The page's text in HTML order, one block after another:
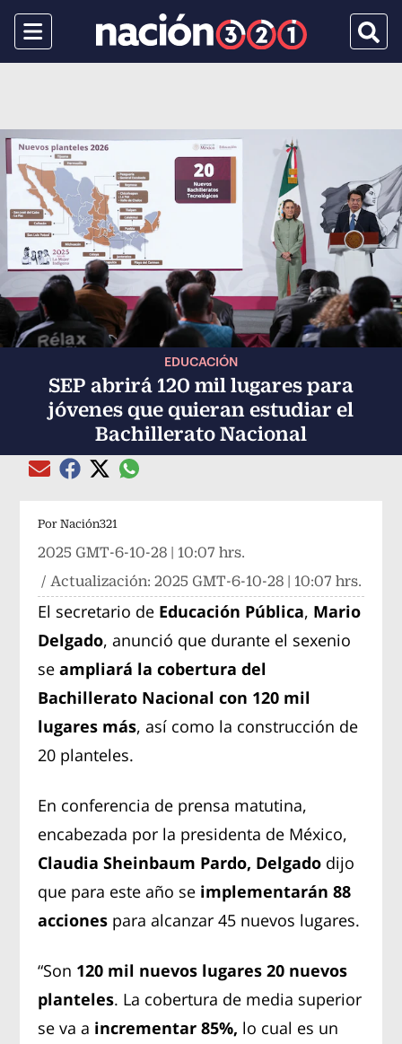
Menu
EDUCACIÓN
SEP abrirá 120 mil lugares para
jóvenes que quieran estudiar el
Bachillerato Nacional
Compartir el artículo actual mediante Email
Compartir el artículo actual mediante Facebook
Compartir el artículo actual mediante Twitter
Compartir el artículo actual mediante
Por Nación321
2025 GMT-6-10-28 | 10:07 hrs.
/ Actualización:2025 GMT-6-10-28 | 10:07 hrs.
El secretario de Educación Pública, Mario
Delgado, anunció que durante el sexenio
seampliará la cobertura del
Bachillerato Nacional con 120 mil
lugares más, así como la construcción de
20 planteles.
En conferencia de prensa matutina,
encabezada por la presidenta de México,
Claudia Sheinbaum Pardo, Delgado dijo
que para este año se implementarán 88
acciones para alcanzar 45 nuevos lugares.
“Son 120 mil nuevos lugares 20 nuevos
planteles. La cobertura de media superior
se va a incrementar 85%, lo cual es un